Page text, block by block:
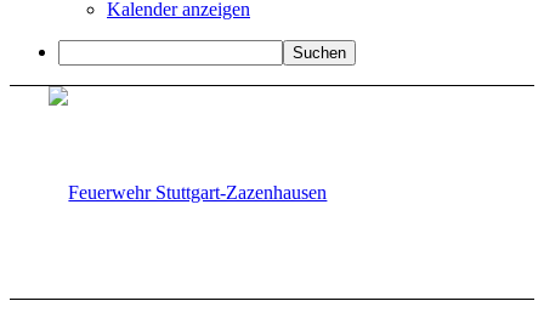
Kalender anzeigen
Suchen